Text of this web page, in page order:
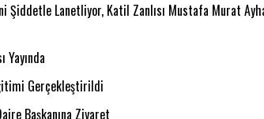
Lanetliyor, Katil Zanlısı Mustafa Murat
Gerçekleştirildi
Başkanına Ziyaret